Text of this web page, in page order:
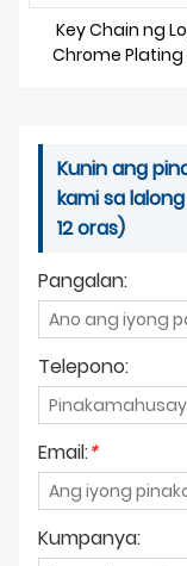
BALITA
Key Chain ng
Chrome Plating
Kunin ang
kami sa
12 oras)
Pangalan:
Telepono:
Email:*
Kumpanya: